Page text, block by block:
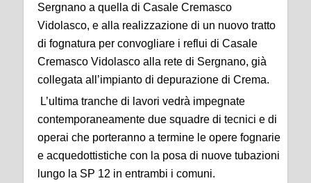
Sergnano a quella di Casale Cremasco
Vidolasco, e alla realizzazione di un nuovo tratto
di fognatura per convogliare i reflui di Casale
Cremasco Vidolasco alla rete di Sergnano, già
collegata all’impianto di depurazione di Crema.
L’ultima tranche di lavori vedrà impegnate
contemporaneamente due squadre di tecnici e di
operai che porteranno a termine le opere fognarie
e acquedottistiche con la posa di nuove tubazioni
lungo la SP 12 in entrambi i comuni.